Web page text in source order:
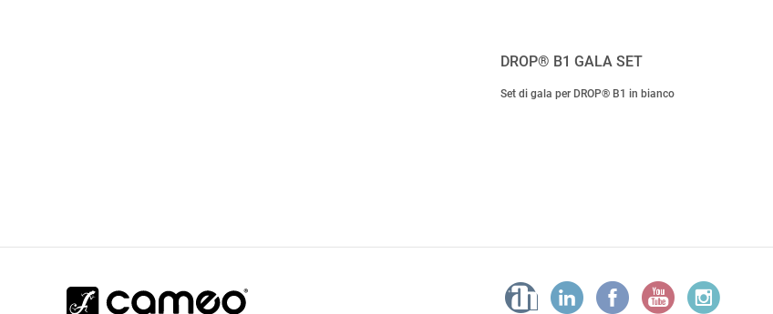
DROP® B1 GALA SET
Set di gala per DROP® B1 in bianco